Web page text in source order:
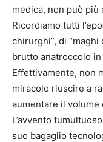
medica, non può
Ricordiamo tutti
chirurghi”, di
brutto anatroccolo
Effettivamente, non
miracolo riuscire a
aumentare il volume
L’avvento
suo bagaglio